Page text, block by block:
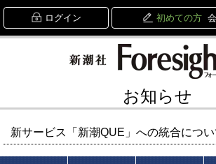
ログイン 初めての方
お知らせ
新サービス「新潮QUE」への統合につい